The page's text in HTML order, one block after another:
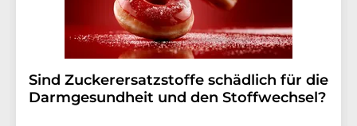
Sind Zuckerersatzstoffe schädlich für die
Darmgesundheit und den Stoffwechsel?